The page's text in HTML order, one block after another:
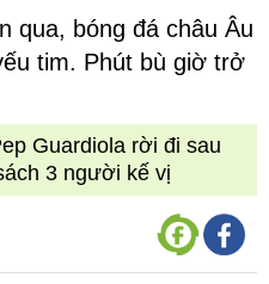
qua, bóng đá châu Âu
tim. Phút bù giờ trở
Guardiola rời đi sau
3 người kế vị